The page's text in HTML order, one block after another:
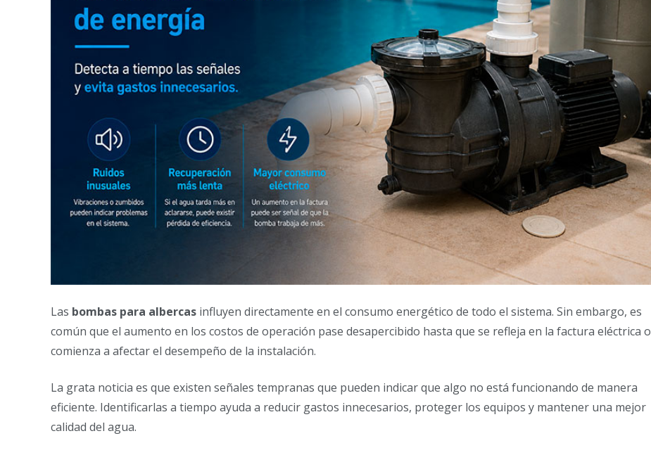
Las bombas para albercas influyen directamente en el consumo energético de todo el sistema. Sin embargo, es
común que el aumento en los costos de operación pase desapercibido hasta que se refleja en la factura eléctrica o
comienza a afectar el desempeño de la instalación.
La grata noticia es que existen señales tempranas que pueden indicar que algo no está funcionando de manera
eficiente. Identificarlas a tiempo ayuda a reducir gastos innecesarios, proteger los equipos y mantener una mejor
calidad del agua.